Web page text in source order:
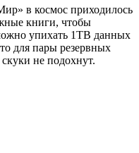
в космос приходилось
книги, чтобы
упихать 1TB данных
для пары резервных
не подохнут.